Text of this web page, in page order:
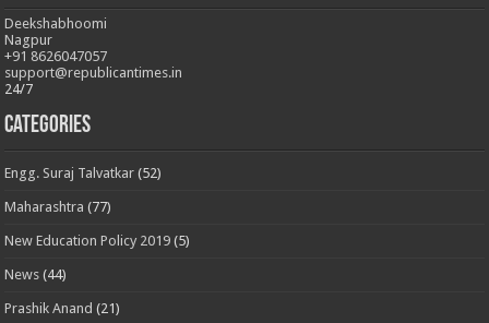
Deekshabhoomi
Nagpur
+91 8626047057
support@republicantimes.in
24/7
Categories
Engg. Suraj Talvatkar (52)
Maharashtra (77)
New Education Policy 2019 (5)
News (44)
Prashik Anand (21)